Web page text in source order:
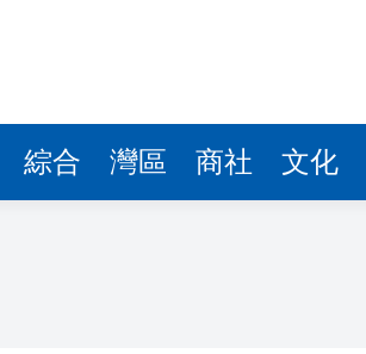
綜合 灣區 商社 文化
邁向現代
山豈能妄想輕判